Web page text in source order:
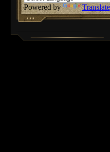
Powered by Translate